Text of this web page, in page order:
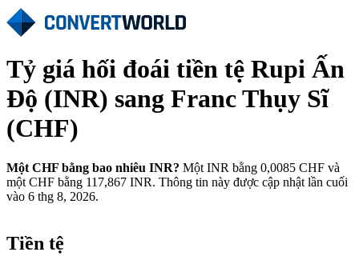
Tỷ giá hối đoái tiền tệ Rupi Ấn
Độ (INR) sang Franc Thụy Sĩ
(CHF)
Một CHF bằng bao nhiêu INR? Một INR bằng 0,0085 CHF và
một CHF bằng 117,867 INR. Thông tin này được cập nhật lần cuối
vào 6 thg 8, 2026.
Tiền tệ